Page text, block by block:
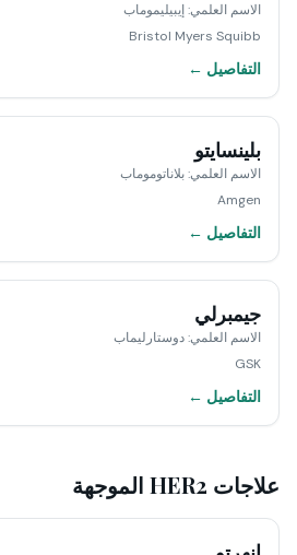
الاسم العلمي:إيبيليموماب
Bristol Myers Squibb
التفاصيل ←
بلينسايتو
الاسم العلمي:بلاناتوموماب
Amgen
التفاصيل ←
جيمبرلي
الاسم العلمي:دوستارليماب
GSK
التفاصيل ←
علاجات HER2 الموجهة